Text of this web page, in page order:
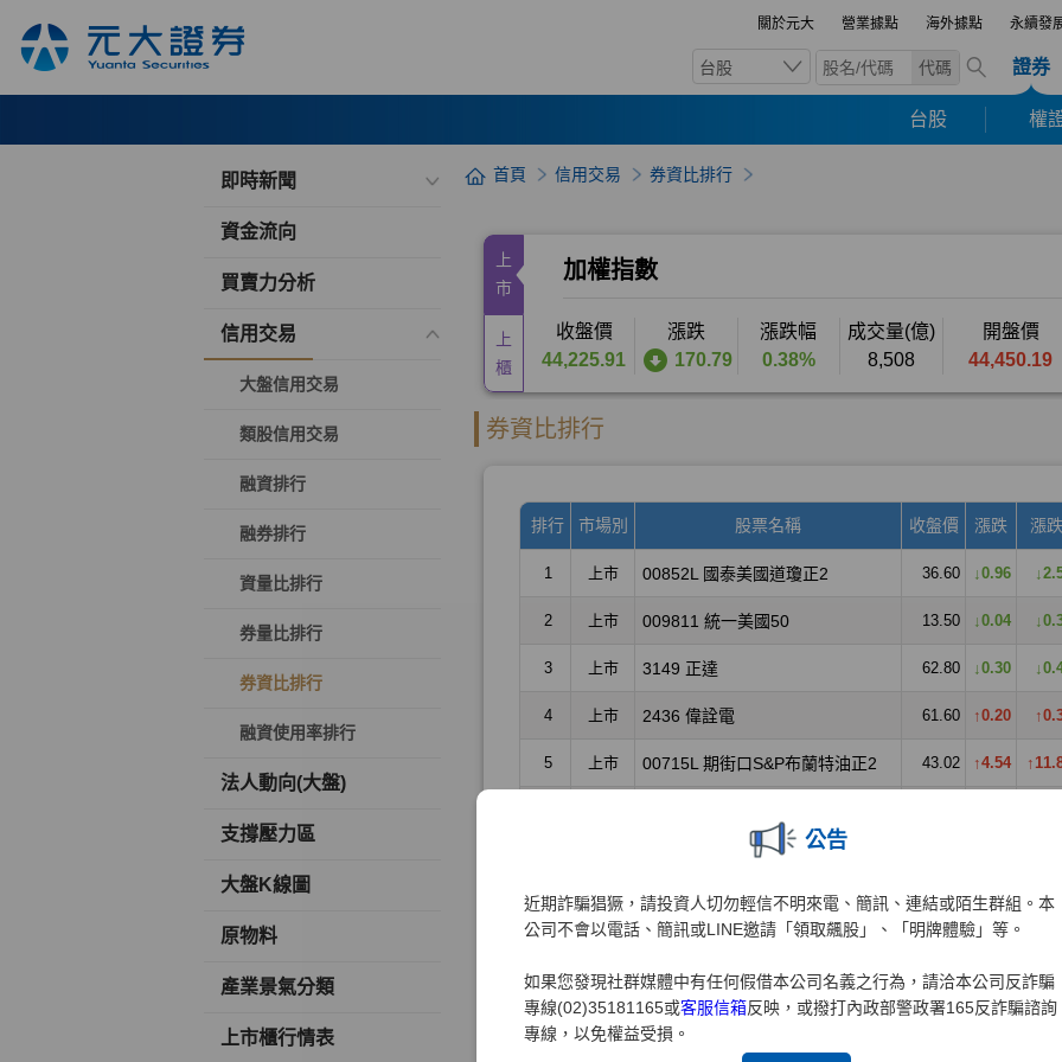
關於元大 營業據點 海外據點 永續發
台股 代碼 證券
台股 權
公告
近期詐騙猖獗，請投資人切勿輕信不明來電、簡訊、連結或陌生群組。本
公司不會以電話、簡訊或LINE邀請「領取飆股」、「明牌體驗」等。
如果您發現社群媒體中有任何假借本公司名義之行為，請洽本公司反詐騙
專線(02)35181165或客服信箱反映，或撥打內政部警政署165反詐騙諮詢
專線，以免權益受損。
即時新聞
資金流向
買賣力分析
信用交易
大盤信用交易
類股信用交易
融資排行
融券排行
資量比排行
券量比排行
券資比排行
融資使用率排行
法人動向(大盤)
支撐壓力區
大盤K線圖
原物料
產業景氣分類
上市櫃行情表
首頁 信用交易 券資比排行